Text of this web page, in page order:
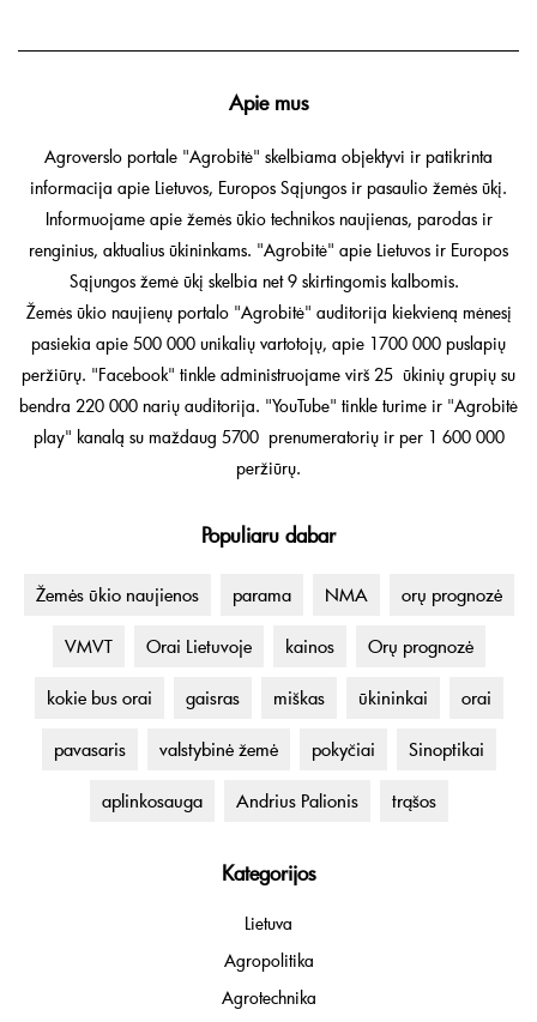
Apie mus
Agroverslo portale "Agrobitė" skelbiama objektyvi ir patikrinta
informacija apie Lietuvos, Europos Sąjungos ir pasaulio žemės ūkį.
Informuojame apie žemės ūkio technikos naujienas, parodas ir
renginius, aktualius ūkininkams. "Agrobitė" apie Lietuvos ir Europos
Sąjungos žemė ūkį skelbia net 9 skirtingomis kalbomis.
Žemės ūkio naujienų portalo "Agrobitė" auditorija kiekvieną mėnesį
pasiekia apie 500 000 unikalių vartotojų, apie 1700 000 puslapių
peržiūrų. "Facebook" tinkle administruojame virš 25 ūkinių grupių su
bendra 220 000 narių auditorija. "YouTube" tinkle turime ir "Agrobitė
play" kanalą su maždaug 5700 prenumeratorių ir per 1 600 000
peržiūrų.
Populiaru dabar
Žemės ūkio naujienos parama NMA orų prognozė
VMVT Orai Lietuvoje kainos Orų prognozė
kokie bus orai gaisras miškas ūkininkai orai
pavasaris valstybinė žemė pokyčiai Sinoptikai
aplinkosauga Andrius Palionis trąšos
Kategorijos
Lietuva
Agropolitika
Agrotechnika